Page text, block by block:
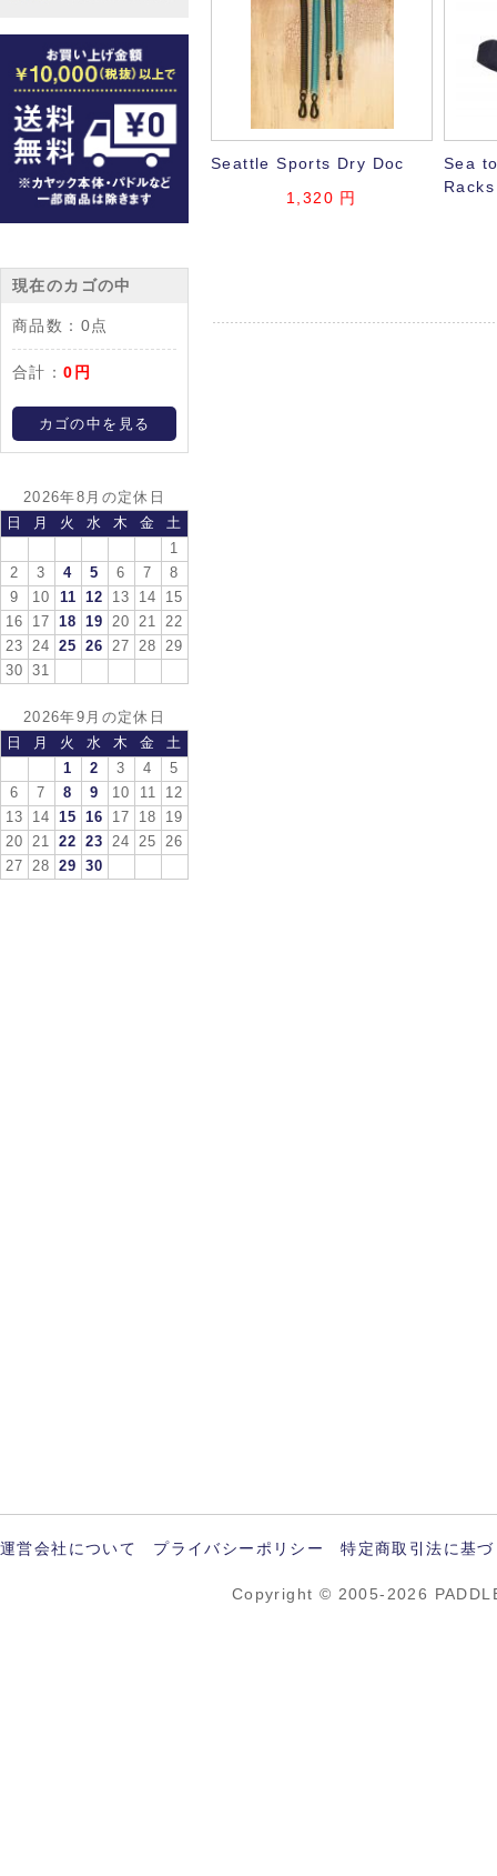
現在のカゴの中
商品数： 0点
合計：0円
カゴの中を見る
2026年8月の定休日
日
月 火 水 木 金
土
1
2
3 4 5 6 7
8
9
10 11 12 13 14
15
16
17 18 19 20 21
22
23
24 25 26 27 28
29
30
31
2026年9月の定休日
日
月 火 水 木 金
土
1
2 3 4
5
6
7 8 9 10 11
12
13
14 15 16 17 18
19
20
21 22 23 24 25
26
27
28 29 30
Seattle Sports Dry Doc
1,320 円
Sea
運営会社について プライバシーポリシー 特定商取引法に基
Copyright © 2005-2026